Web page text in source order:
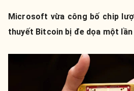
Microsoft vừa công bố chip
thuyết Bitcoin bị đe dọa một